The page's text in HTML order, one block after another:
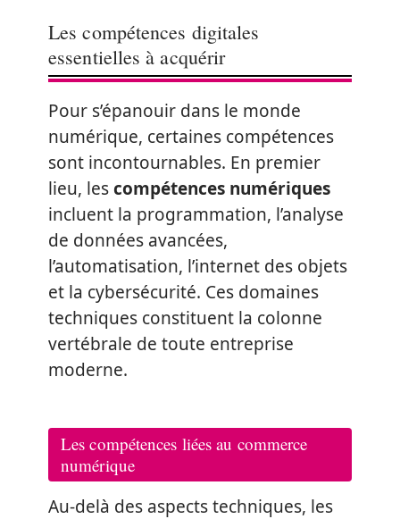
Les compétences digitales
essentielles à acquérir
Pour s’épanouir dans le monde
numérique, certaines compétences
sont incontournables. En premier
lieu, lescompétences numériques
incluent la programmation, l’analyse
de données avancées,
l’automatisation, l’internet des objets
et la cybersécurité. Ces domaines
techniques constituent la colonne
vertébrale de toute entreprise
moderne.
Les compétences liées au commerce
numérique
Au-delà des aspects techniques, les